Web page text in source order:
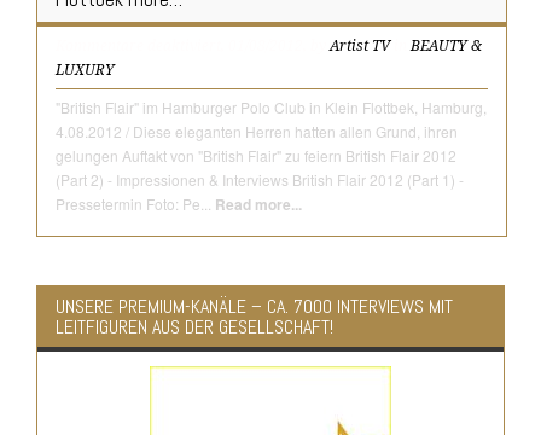
Artist TVin BEAUTY &
LUXURY
"British Flair" im Hamburger Polo Club in Klein Flottbek, Hamburg,
4.08.2012 / Diese eleganten Herren hatten allen Grund, ihren
gelungen Auftakt von "British Flair" zu feiern British Flair 2012
(Part 2) - Impressionen & Interviews British Flair 2012 (Part 1) -
Pressetermin Foto: Pe... Read more...
UNSERE PREMIUM-KANÄLE – CA. 7000 INTERVIEWS MIT
LEITFIGUREN AUS DER GESELLSCHAFT!